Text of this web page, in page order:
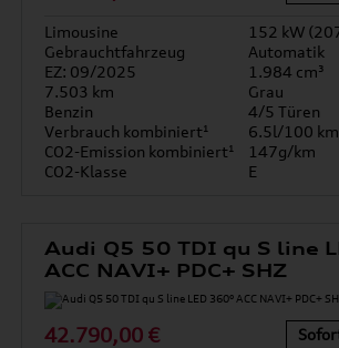
Limousine
152 kW
Gebrauchtfahrzeug
Automatik
EZ: 09/2025
1.984 cm³
7.503 km
Grau
Benzin
4/5 Türen
Verbrauch kombiniert¹
6.5l/100 km
CO2-Emission kombiniert¹
147g/km
CO2-Klasse
E
Audi Q5 50 TDI qu S line
ACC NAVI+ PDC+ SHZ
42.790,00 €